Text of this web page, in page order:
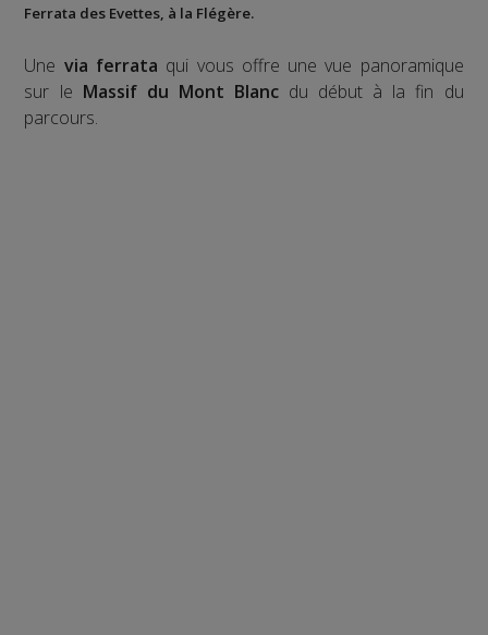
Ferrata des Evettes, à la Flégère.
Une via ferrata qui vous offre une vue panoramique
sur le Massif du Mont Blancdu début à la fin du
parcours.